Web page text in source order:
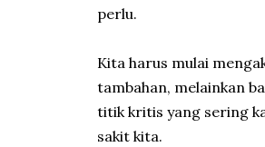
perlu.
Kita harus mulai
tambahan, melainkan
titik kritis yang sering
sakit kita.